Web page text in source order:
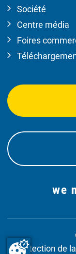
Société
Centre média
Foires
we
Protection de